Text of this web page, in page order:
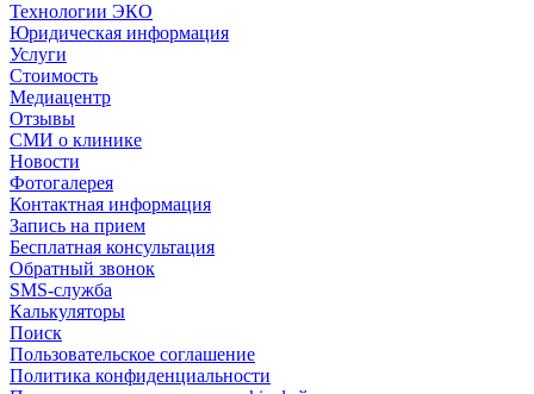
Технологии ЭКО
Юридическая информация
Услуги
Стоимость
Медиацентр
Отзывы
СМИ о клинике
Новости
Фотогалерея
Контактная информация
Запись на прием
Бесплатная консультация
Обратный звонок
SMS-служба
Калькуляторы
Поиск
Пользовательское соглашение
Политика конфиденциальности